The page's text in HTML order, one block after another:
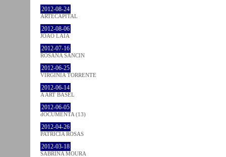
2012-08-24
ARTECAPITAL
2012-08-06
JOÃO LAIA
2012-07-16
ROSANA SANCIN
2012-06-25
VIRGINIA TORRENTE
2012-06-14
A ART BASEL
2012-06-05
dOCUMENTA (13)
2012-04-26
PATRÍCIA ROSAS
2012-03-18
SABRINA MOURA